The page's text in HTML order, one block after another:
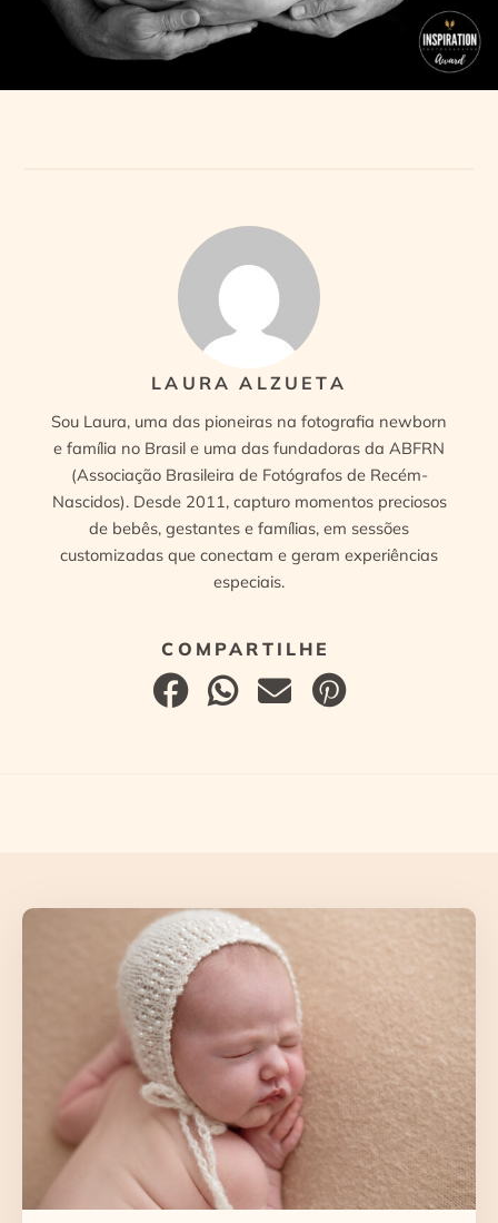
LAURA ALZUETA
Sou Laura, uma das pioneiras na fotografia newborn
e família no Brasil e uma das fundadoras da ABFRN
(Associação Brasileira de Fotógrafos de Recém-
Nascidos). Desde 2011, capturo momentos preciosos
de bebês, gestantes e famílias, em sessões
customizadas que conectam e geram experiências
especiais.